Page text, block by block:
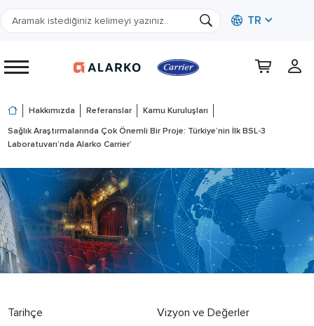
TR
Hakkımızda Referanslar
Kamu Kuruluşları
Sağlık Araştırmalarında Çok Önemli Bir Proje: Türkiye’nin İlk BSL-3
Laboratuvarı’nda Alarko Carrier’
Tarihçe Vizyon ve Değerler